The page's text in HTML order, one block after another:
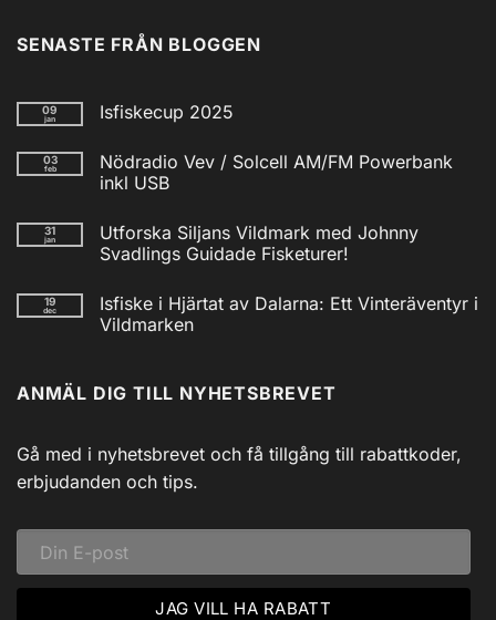
SENASTE FRÅN BLOGGEN
09
jan Isfiskecup 2025
till
Isfiskecup
2025
03
feb
Nödradio Vev / Solcell AM/FM Powerbank
inkl USB
till
Nödradio
Vev
AM/FM
Powerbank
inkl
31
jan
Utforska Siljans Vildmark med Johnny
Svadlings Guidade Fisketurer!
till
Utforska
Siljans
Svadlings
Guidade
19
dec
Isfiske i Hjärtat av Dalarna: Ett Vinteräventyr i
Vildmarken
Isfiske
i
Dalarna:
Ett
Vinteräventyr
i
ANMÄL DIG TILL NYHETSBREVET
Gå med i nyhetsbrevet och få tillgång till rabattkoder,
erbjudanden och tips.